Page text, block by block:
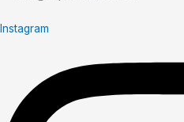
Instagram